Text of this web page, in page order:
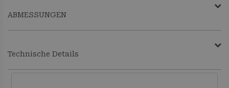
ABMESSUNGEN
Technische Details